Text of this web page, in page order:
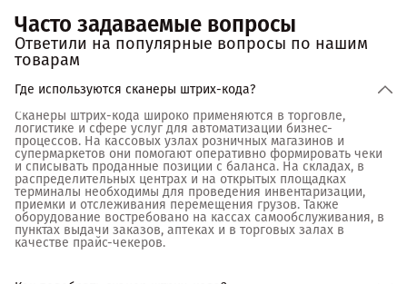
В интернет-магазине вы можете выбрать и купить сканер
штрих-кода под любые задачи: для кассы, маркировки,
работы с ЕГАИС и системой «Честный знак», инвентаризации и
складского учета. Современные устройства считывают не
только классические 1D-коды, но и 2D-форматы, включая QR
бумаги, упаковки и экрана смартфона, даже если
Для небольших торговых точек подойдут проводные USB-
сканеры, которые легко подключаются к кассе или POS-
системе и не требуют сложной настройки. Для курьеров,
складов и мобильных сотрудников удобнее беспроводные
сканеры с Bluetooth, а для кассовых зон с высокой
проходимостью — стационарные и презентационные модели с
автоматическим считыванием.
При выборе важно учитывать тип считывателя, дальность и
скорость сканирования, поддерживаемые интерфейсы, а
Часто задаваемые вопросы
Ответили на популярные вопросы по нашим
товарам
Где используются сканеры штрих-кода?
Сканеры штрих-кода широко применяются в торговле,
логистике и сфере услуг для автоматизации бизнес-
процессов. На кассовых узлах розничных магазинов и
супермаркетов они помогают оперативно формировать чеки
и списывать проданные позиции с баланса. На складах, в
распределительных центрах и на открытых площадках
терминалы необходимы для проведения инвентаризации,
приемки и отслеживания перемещения грузов. Также
оборудование востребовано на кассах самообслуживания, в
пунктах выдачи заказов, аптеках и в торговых залах в
качестве прайс-чекеров.